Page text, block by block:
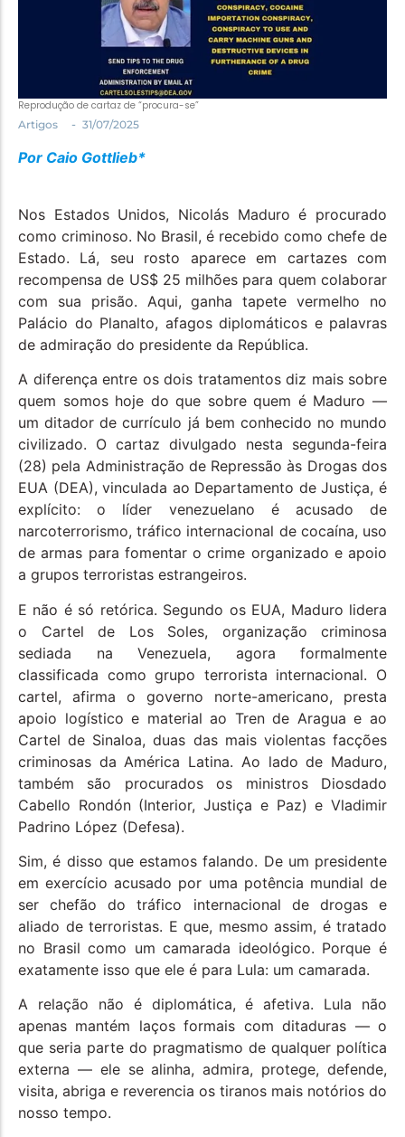
Santa Helena e Região
Saúde e Bem-Estar
Reprodução de cartaz de “procura-se”
Artigos
- 31/07/2025
Por Caio Gottlieb*
Nos Estados Unidos, Nicolás Maduro é procurado
como criminoso. No Brasil, é recebido como chefe de
Estado. Lá, seu rosto aparece em cartazes com
recompensa de US$ 25 milhões para quem colaborar
com sua prisão. Aqui, ganha tapete vermelho no
Palácio do Planalto, afagos diplomáticos e palavras
de admiração do presidente da República.
A diferença entre os dois tratamentos diz mais sobre
quem somos hoje do que sobre quem é Maduro —
um ditador de currículo já bem conhecido no mundo
civilizado. O cartaz divulgado nesta segunda-feira
(28) pela Administração de Repressão às Drogas dos
EUA (DEA), vinculada ao Departamento de Justiça, é
explícito: o líder venezuelano é acusado de
narcoterrorismo, tráfico internacional de cocaína, uso
de armas para fomentar o crime organizado e apoio
a grupos terroristas estrangeiros.
E não é só retórica. Segundo os EUA, Maduro lidera
o Cartel de Los Soles, organização criminosa
sediada na Venezuela, agora formalmente
classificada como grupo terrorista internacional. O
cartel, afirma o governo norte-americano, presta
apoio logístico e material ao Tren de Aragua e ao
Cartel de Sinaloa, duas das mais violentas facções
criminosas da América Latina. Ao lado de Maduro,
também são procurados os ministros Diosdado
Cabello Rondón (Interior, Justiça e Paz) e Vladimir
Padrino López (Defesa).
Sim, é disso que estamos falando. De um presidente
em exercício acusado por uma potência mundial de
ser chefão do tráfico internacional de drogas e
aliado de terroristas. E que, mesmo assim, é tratado
no Brasil como um camarada ideológico. Porque é
exatamente isso que ele é para Lula: um camarada.
A relação não é diplomática, é afetiva. Lula não
apenas mantém laços formais com ditaduras — o
que seria parte do pragmatismo de qualquer política
externa — ele se alinha, admira, protege, defende,
visita, abriga e reverencia os tiranos mais notórios do
nosso tempo.